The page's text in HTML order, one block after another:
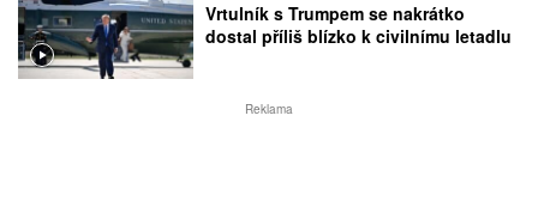
Vrtulník s Trumpem se nakrátko
dostal příliš blízko k civilnímu letadlu
Reklama